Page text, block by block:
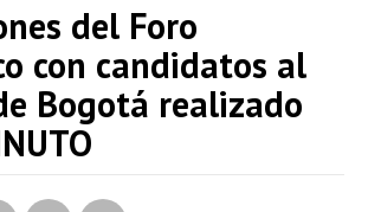
del Foro
con candidatos al
Bogotá realizado